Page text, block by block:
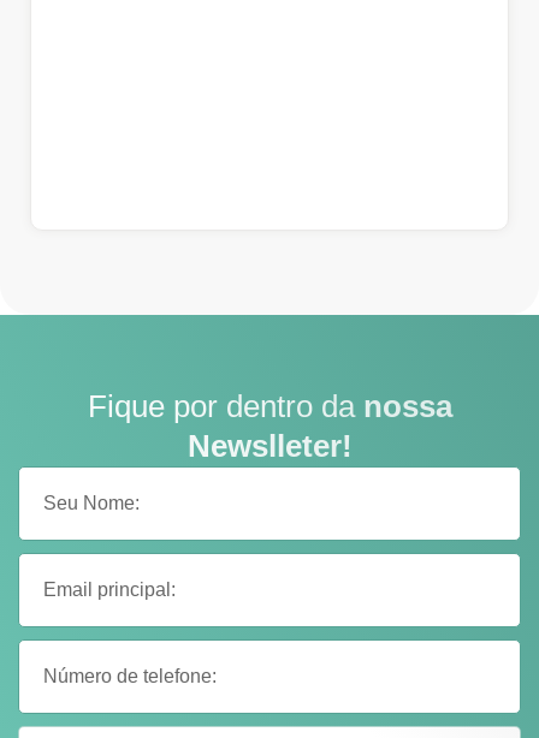
Fique por dentro da nossa
Newslleter!